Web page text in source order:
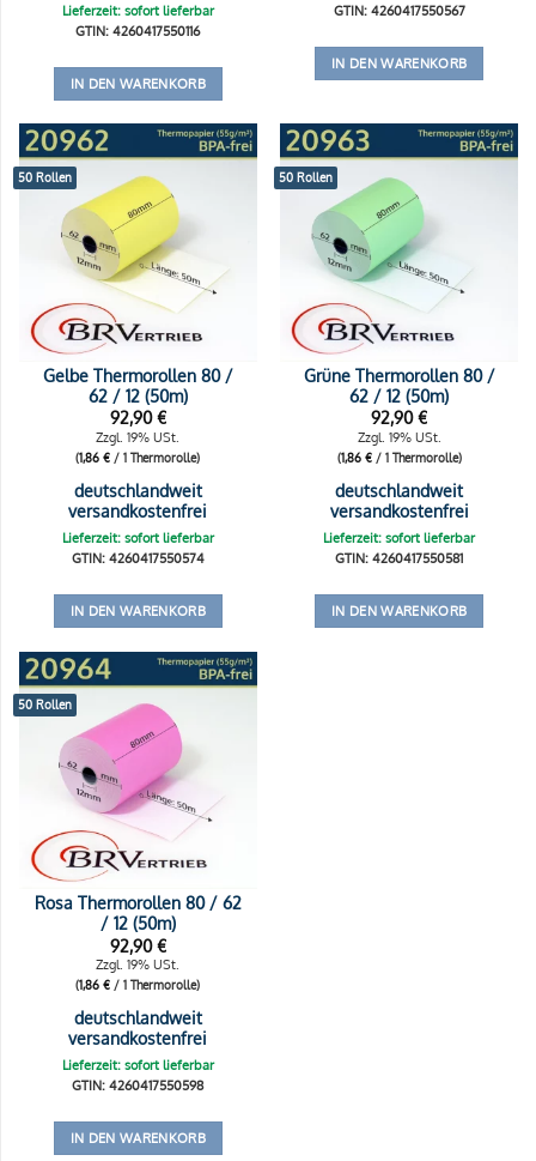
Lieferzeit: sofort lieferbar
GTIN: 4260417550116
IN DEN WARENKORB
GTIN: 4260417550567
IN DEN WARENKORB
50 Rollen
Gelbe Thermorollen 80 /
62 / 12 (50m)
92,90€
Zzgl. 19% USt.
(1,86€ / 1 Thermorolle)
deutschlandweit
versandkostenfrei
Lieferzeit: sofort lieferbar
GTIN: 4260417550574
IN DEN WARENKORB
50 Rollen
Grüne Thermorollen 80 /
62 / 12 (50m)
92,90€
Zzgl. 19% USt.
(1,86 €/ 1 Thermorolle)
deutschlandweit
versandkostenfrei
Lieferzeit: sofort lieferbar
GTIN: 4260417550581
IN DEN WARENKORB
50 Rollen
Rosa Thermorollen 80 / 62
/ 12 (50m)
92,90€
Zzgl. 19% USt.
(1,86€ / 1 Thermorolle)
deutschlandweit
versandkostenfrei
Lieferzeit: sofort lieferbar
GTIN: 4260417550598
IN DEN WARENKORB